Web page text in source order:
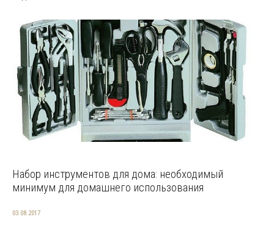
Набор инструментов для дома: необходимый
минимум для домашнего использования
03.08.2017